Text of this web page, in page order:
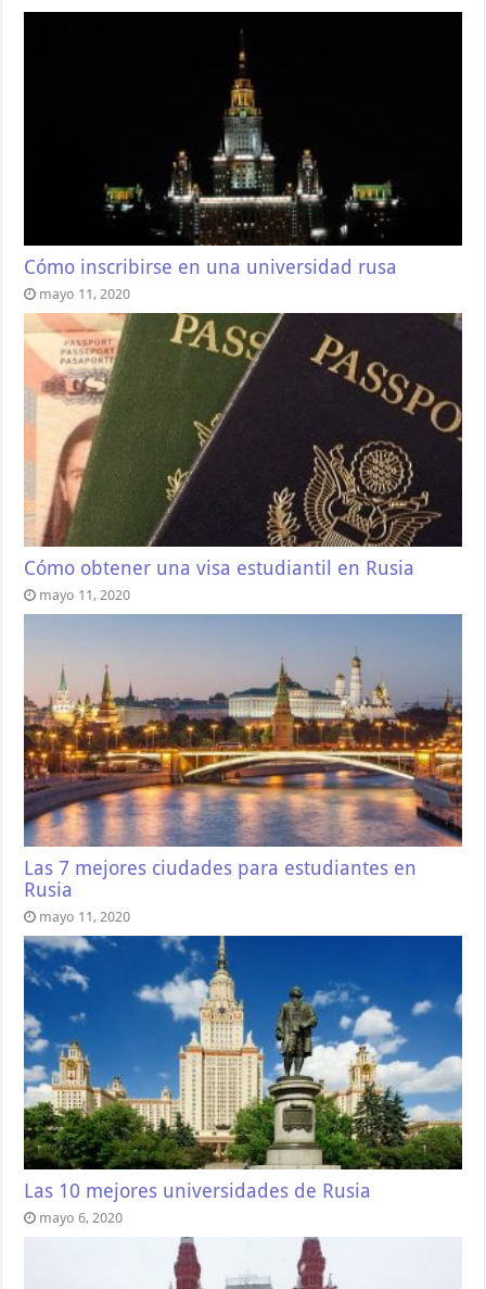
Cómo inscribirse en una universidad rusa
mayo 11, 2020
Cómo obtener una visa estudiantil en Rusia
mayo 11, 2020
Las 7 mejores ciudades para estudiantes en
Rusia
mayo 11, 2020
Las 10 mejores universidades de Rusia
mayo 6, 2020